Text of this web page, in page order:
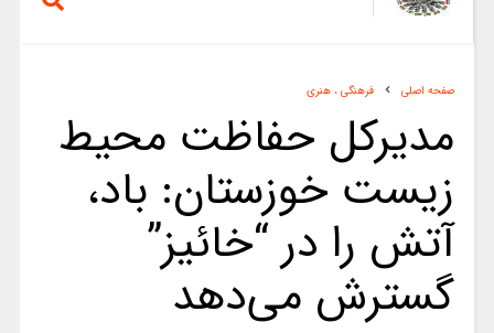
صفحه اصلی فرهنگی ، هنری
مدیرکل حفاظت محیط
زیست خوزستان: باد،
آتش را در “خائیز”
گسترش می‌دهد